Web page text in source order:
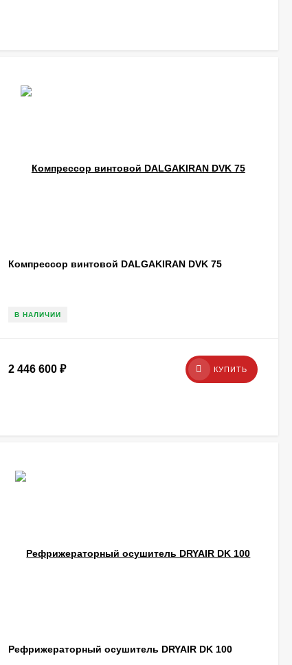
Компрессор винтовой DALGAKIRAN DVK 75
В НАЛИЧИИ
2 446 600 ₽ КУПИТЬ
Рефрижераторный осушитель DRYAIR DK 100